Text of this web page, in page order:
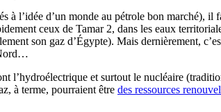
l’idée d’un monde au pétrole bon marché), il
ceux de Tamar 2, dans les eaux
son gaz d’Égypte). Mais dernièrement,
l’hydroélectrique et surtout le nucléaire
à terme, pourraient être des ressources